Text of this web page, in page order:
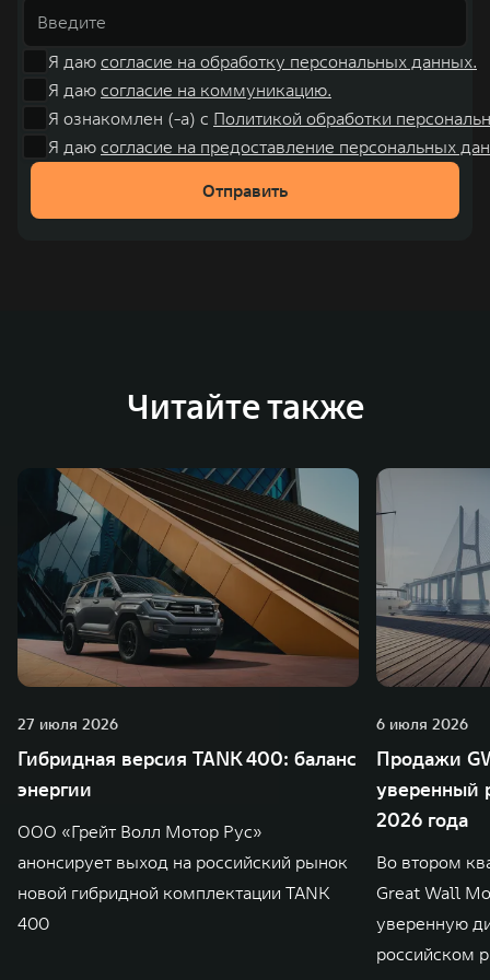
Я даю согласие на обработку персональных данных.
Я даю согласие на коммуникацию.
Я ознакомлен (-а) с Политикой обработки
Я даю согласие на предоставление персональных
Отправить
Читайте также
27 июля 2026
Гибридная версия TANK 400: баланс
энергии
ООО «Грейт Волл Мотор Рус»
анонсирует выход на российский рынок
новой гибридной комплектации TANK
400
6 июля 2026
Продажи
уверенный
2026 года
Во втором
Great Wall
уверенную
российском